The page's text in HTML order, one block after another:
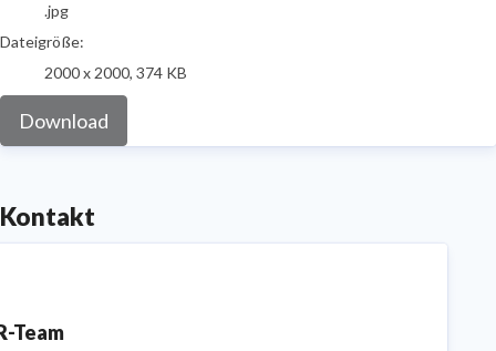
.jpg
Dateigröße:
2000 x 2000, 374 KB
Download
Kontakt
Team